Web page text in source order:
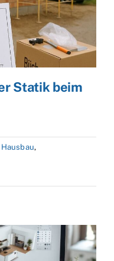
Statik beim
Hausbau,